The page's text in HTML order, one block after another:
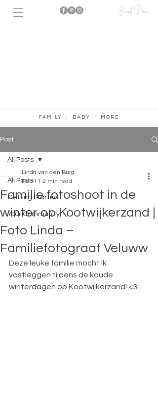
Book Now
FAMILY | BABY | MORE
Post
All Posts
Getting Started
Your Community
All Posts
Familie fotoshoot in de
winter op Kootwijkerzand |
Foto Linda –
Familiefotograaf Veluww
Linda van den Burg
Feb 11 2 min read
Deze leuke familie mocht ik
vastleggen tijdens de koude
winterdagen op Kootwijkerzand! <3